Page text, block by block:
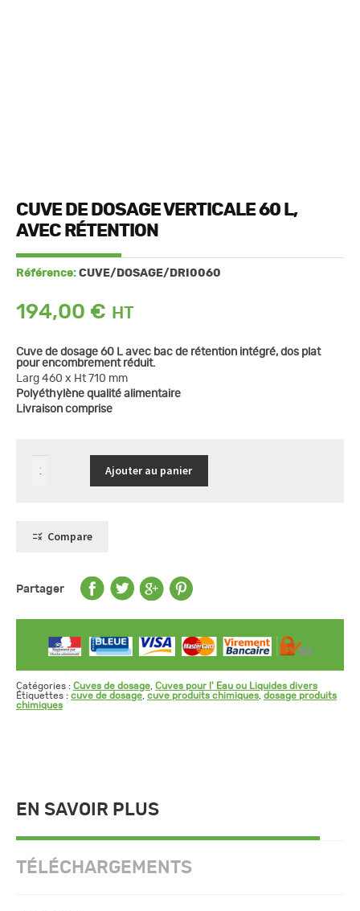
CUVE DE DOSAGE VERTICALE 60 L,
AVEC RÉTENTION
Référence: CUVE/DOSAGE/DRI0060
194,00 €
Cuve de dosage 60 L avec bac de rétention intégré, dos plat
pour encombrement réduit.
Larg 460 x Ht 710 mm
Polyéthylène qualité alimentaire
Livraison comprise
quantité
de
L,
Ajouter au panier
Compare
Partager
Catégories : Cuves de dosage Cuves pour l' Eau ou Liquides divers
Étiquettes : cuve de dosage cuve produits chimiques dosage produits
chimiques
EN SAVOIR PLUS
TÉLÉCHARGEMENTS